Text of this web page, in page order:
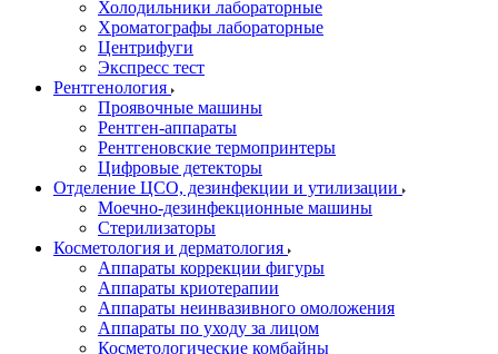
Холодильники лабораторные
Хроматографы лабораторные
Центрифуги
Экспресс тест
Рентгенология
Проявочные машины
Рентген-аппараты
Рентгеновские термопринтеры
Цифровые детекторы
Отделение ЦСО, дезинфекции и утилизации
Моечно-дезинфекционные машины
Стерилизаторы
Косметология и дерматология
Аппараты коррекции фигуры
Аппараты криотерапии
Аппараты неинвазивного омоложения
Аппараты по уходу за лицом
Косметологические комбайны